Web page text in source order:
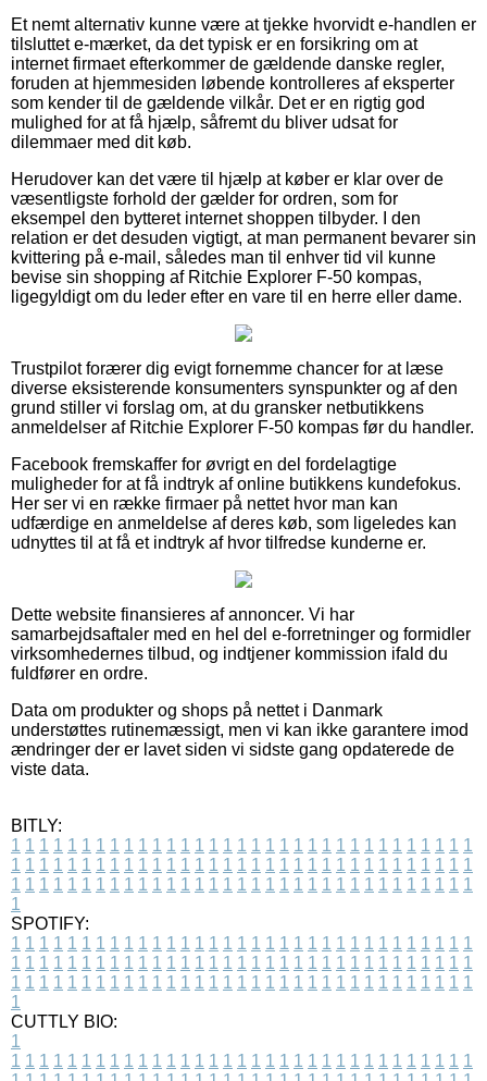
Et nemt alternativ kunne være at tjekke hvorvidt e-handlen er
tilsluttet e-mærket, da det typisk er en forsikring om at
internet firmaet efterkommer de gældende danske regler,
foruden at hjemmesiden løbende kontrolleres af eksperter
som kender til de gældende vilkår. Det er en rigtig god
mulighed for at få hjælp, såfremt du bliver udsat for
dilemmaer med dit køb.
Herudover kan det være til hjælp at køber er klar over de
væsentligste forhold der gælder for ordren, som for
eksempel den bytteret internet shoppen tilbyder. I den
relation er det desuden vigtigt, at man permanent bevarer sin
kvittering på e-mail, således man til enhver tid vil kunne
bevise sin shopping af Ritchie Explorer F-50 kompas,
ligegyldigt om du leder efter en vare til en herre eller dame.
Trustpilot forærer dig evigt fornemme chancer for at læse
diverse eksisterende konsumenters synspunkter og af den
grund stiller vi forslag om, at du gransker netbutikkens
anmeldelser af Ritchie Explorer F-50 kompas før du handler.
Facebook fremskaffer for øvrigt en del fordelagtige
muligheder for at få indtryk af online butikkens kundefokus.
Her ser vi en række firmaer på nettet hvor man kan
udfærdige en anmeldelse af deres køb, som ligeledes kan
udnyttes til at få et indtryk af hvor tilfredse kunderne er.
Dette website finansieres af annoncer. Vi har
samarbejdsaftaler med en hel del e-forretninger og formidler
virksomhedernes tilbud, og indtjener kommission ifald du
fuldfører en ordre.
Data om produkter og shops på nettet i Danmark
understøttes rutinemæssigt, men vi kan ikke garantere imod
ændringer der er lavet siden vi sidste gang opdaterede de
viste data.
BITLY:
1 1 1 1 1 1 1 1 1 1 1 1 1 1 1 1 1 1 1 1 1 1 1 1 1 1 1 1 1 1 1 1 1
1 1 1 1 1 1 1 1 1 1 1 1 1 1 1 1 1 1 1 1 1 1 1 1 1 1 1 1 1 1 1 1 1
1 1 1 1 1 1 1 1 1 1 1 1 1 1 1 1 1 1 1 1 1 1 1 1 1 1 1 1 1 1 1 1 1
1
SPOTIFY:
1 1 1 1 1 1 1 1 1 1 1 1 1 1 1 1 1 1 1 1 1 1 1 1 1 1 1 1 1 1 1 1 1
1 1 1 1 1 1 1 1 1 1 1 1 1 1 1 1 1 1 1 1 1 1 1 1 1 1 1 1 1 1 1 1 1
1 1 1 1 1 1 1 1 1 1 1 1 1 1 1 1 1 1 1 1 1 1 1 1 1 1 1 1 1 1 1 1 1
1
CUTTLY BIO:
1
1 1 1 1 1 1 1 1 1 1 1 1 1 1 1 1 1 1 1 1 1 1 1 1 1 1 1 1 1 1 1 1 1